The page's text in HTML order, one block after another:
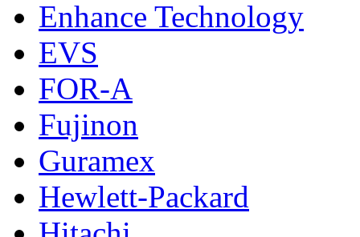
Enhance Technology
EVS
FOR-A
Fujinon
Guramex
Hewlett-Packard